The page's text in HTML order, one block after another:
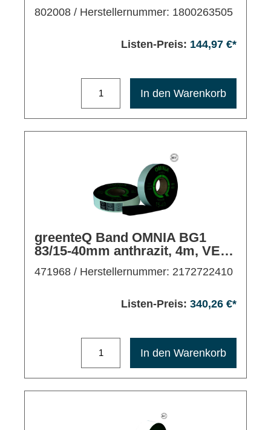
802008 / Herstellernummer: 1800263505
Listen-Preis: 144,97 €*
In den Warenkorb
greenteQ Band OMNIA BG1
83/15-40mm anthrazit, 4m, VE5
Rollen
471968 / Herstellernummer: 2172722410
Listen-Preis: 340,26 €*
In den Warenkorb